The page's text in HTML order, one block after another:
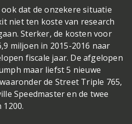
dat de onzekere situatie
niet ten koste van research
Sterker, de kosten voor
miljoen in 2015-2016 naar
fiscale jaar. De afgelopen
maar liefst 5 nieuwe
de Street Triple 765,
Speedmaster en de twee